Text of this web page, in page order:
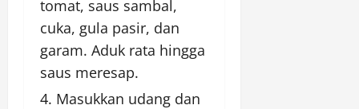
tomat, saus sambal,
cuka, gula pasir, dan
garam. Aduk rata hingga
saus meresap.
Masukkan udang dan